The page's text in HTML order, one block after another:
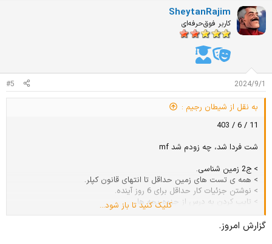
ی
ز
SheytanRajim
کاربر فوق‌حرفه‌ای
2024/9/1
#5
به نقل از شیطان رجیم :
11 / 6 / 403
شت فردا شد، چه زودم شد mf
> ج2 زمین شناسی.
> همه ی تست های زمین حداقل تا انتهای قانون کپلر.
> نوشتن جزئیات کار حداقل برای 6 روز آینده.
> تایپ کردن یه درس از جزوه بچه ها.
> کامل کردن تمپلیت.
غیر درسی:
کلیک کنید تا باز شود...
گزارش امروز.